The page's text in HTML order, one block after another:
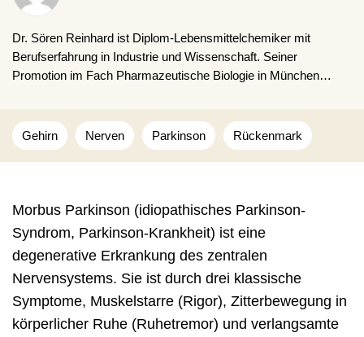
Dr. Sören Reinhard ist Diplom-Lebensmittel­chemiker mit
Berufserfahrung in Industrie und Wissenschaft. Seiner
Promotion im Fach Pharmazeutische Biologie in München
Autor und behandelt Themen der Gesundheit, Ernährung und
Medizin.
Gehirn Nerven Parkinson Rückenmark
Morbus Parkinson (idiopathisches Parkinson-
Syndrom, Parkinson-Krankheit) ist eine
degenerative Erkrankung des zentralen
Nervensystems. Sie ist durch drei klassische
Symptome, Muskelstarre (Rigor), Zitterbewegung in
körperlicher Ruhe (Ruhetremor) und verlangsamte